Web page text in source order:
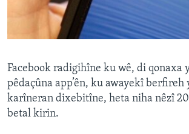
ÇAND Û HUNER
SERNIVÎS
Learning English
FOLLOW US
Facebook radigihîne ku wê, di qonaxa
pêdaçûna app’ên, ku awayekî berfireh
karîneran dixebitîne, heta niha nêzî
betal kirin.